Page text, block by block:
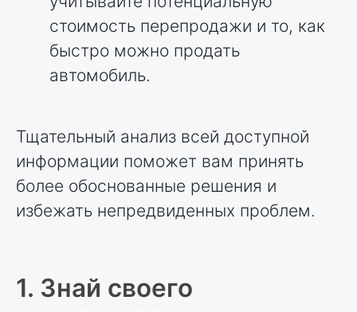
стоимость перепродажи и то, как
быстро можно продать
автомобиль.
Тщательный анализ всей доступной
информации поможет вам принять
более обоснованные решения и
избежать непредвиденных проблем.
1. Знай своего